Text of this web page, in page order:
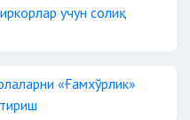
учун солиқ
«Ғамхўрлик»